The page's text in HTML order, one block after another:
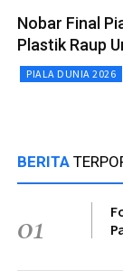
Nobar Final
Plastik Raup
PIALA DUNIA 2026
BERITA
01